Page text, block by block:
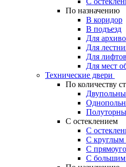
По назначению
В коридор
В подъезд
Для
Для
Для лифтов
Для мест
Технические двери
По количеству
С остеклением
С
С круглым
С
С большим